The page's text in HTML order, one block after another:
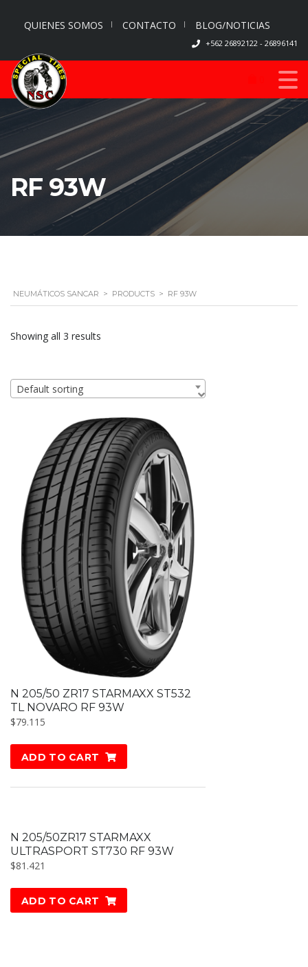
QUIENES SOMOS CONTACTO BLOG/NOTICIAS
+562 26892122 - 26896141
RF 93W
NEUMÁTICOS SANCAR > PRODUCTS > RF 93W
Showing all 3 results
Default sorting
N 205/50 ZR17 STARMAXX ST532
TL NOVARO RF 93W
$79.115
ADD TO CART
N 205/50ZR17 STARMAXX
ULTRASPORT ST730 RF 93W
$81.421
ADD TO CART